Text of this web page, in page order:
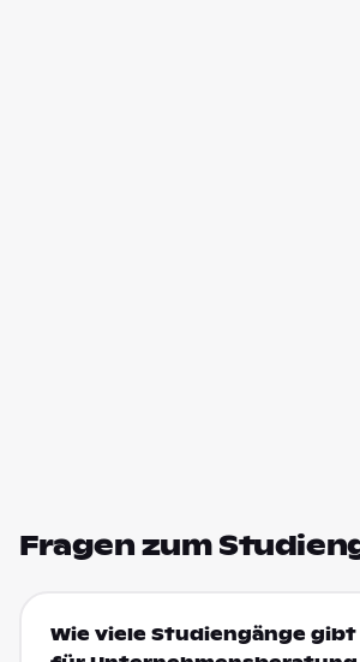
Fragen zum
Wie viele Studiengänge gibt